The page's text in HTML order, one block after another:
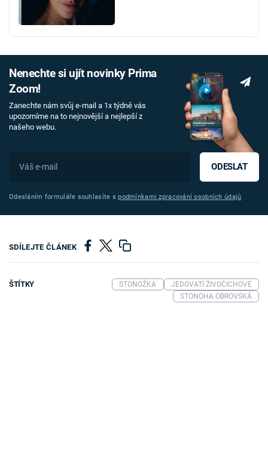
Nenechte si ujít novinky Prima
Zoom!
Zanechte nám svůj e-mail a 1x týdně vás
upozorníme na to nejnovější a nejlepší z
našeho webu.
ODESLAT
Odesláním formuláře souhlasíte spodmínkami zpracování osobních údajů
SDÍLEJTE ČLÁNEK
ŠTÍTKY STONOŽKA
JEDOVATÍ ŽIVOČICHOVÉ
STONOHA OBROVSKÁ